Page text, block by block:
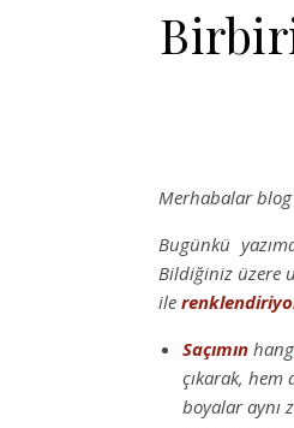
Merhabalar blog
Bugünkü
Bildiğiniz üzere
ile
Saçımın
çıkarak, hem
boyalar aynı